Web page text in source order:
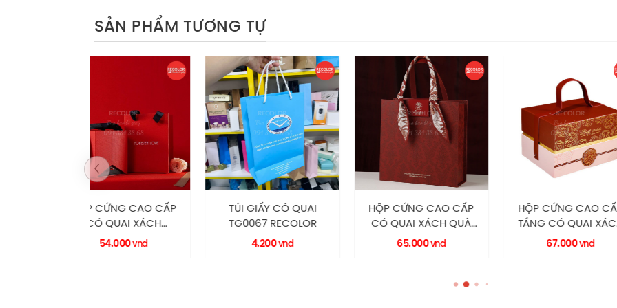
SẢN PHẨM TƯƠNG TỰ
TÚI GIẤY CÓ QUAI
TG0067 RECOLOR
4.200
HỘP CỨNG CAO CẤP
CÓ QUAI XÁCH QUÀ
TẶNG HC0030
65.000
HỘP CỨNG CAO CẤP
TẦNG CÓ QUAI XÁCH
HC0044 RECOLOR
67.000
HỘP CỨNG
TRUNG THU
HC000380.064